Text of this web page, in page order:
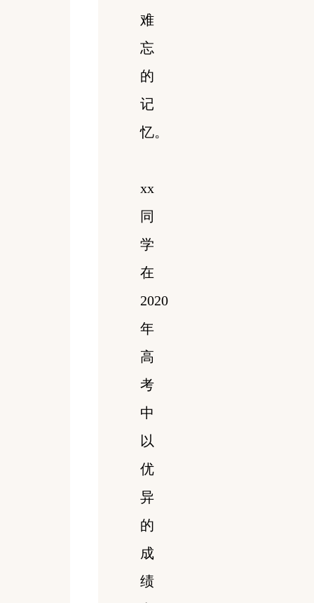
难
忘
的
记
忆。
xx
同
学
在
2020
年
高
考
中
以
优
异
的
成
绩